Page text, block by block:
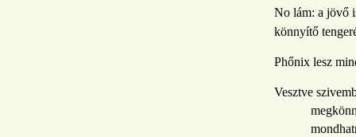
No lám: a jövő
könnyítő
Phőnix lesz
Vesztve